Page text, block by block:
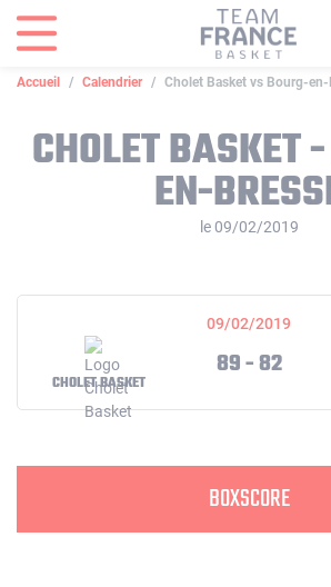
Accueil Calendrier Cholet Basket vs Bourg-
CHOLET BASKET
EN-
le 09/02/2019
09/02/2019
CHOLET BASKET
89 - 82
BOXSCORE
Panneau de gestion des cookies